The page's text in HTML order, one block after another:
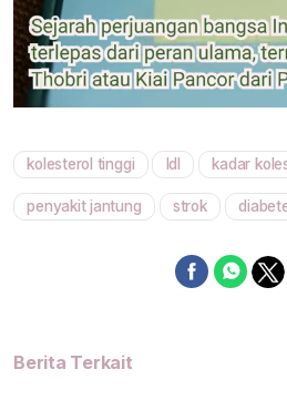
kolesterol tinggi ldl kadar
penyakit jantung strok
Berita Terkait